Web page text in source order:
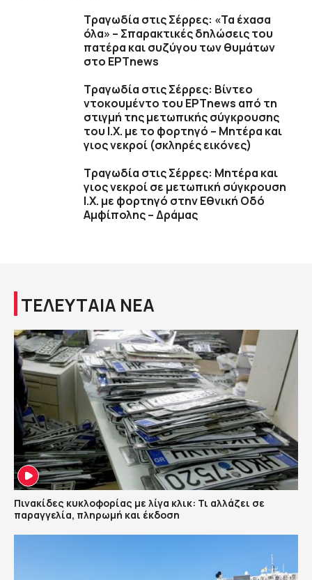
Τραγωδία στις Σέρρες: «Τα έχασα
όλα» – Σπαρακτικές δηλώσεις του
πατέρα και συζύγου των θυμάτων
στο ΕΡΤnews
Τραγωδία στις Σέρρες: Βίντεο
ντοκουμέντο του ΕΡΤnews από τη
στιγμή της μετωπικής σύγκρουσης
του Ι.Χ. με το φορτηγό – Μητέρα και
γιος νεκροί (σκληρές εικόνες)
Τραγωδία στις Σέρρες: Μητέρα και
γιος νεκροί σε μετωπική σύγκρουση
Ι.Χ. με φορτηγό στην Εθνική Οδό
Αμφίπολης – Δράμας
ΤΕΛΕΥΤΑΙΑ ΝΕΑ
Πινακίδες κυκλοφορίας με λίγα κλικ: Τι αλλάζει σε
παραγγελία, πληρωμή και έκδοση